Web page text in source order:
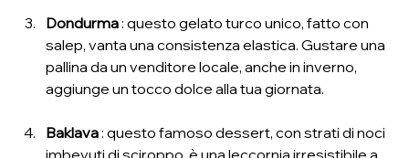
Dondurma : questo gelato turco unico, fatto con
salep, vanta una consistenza elastica. Gustare una
pallina da un venditore locale, anche in inverno,
aggiunge un tocco dolce alla tua giornata.
Baklava : questo famoso dessert, con strati di noci